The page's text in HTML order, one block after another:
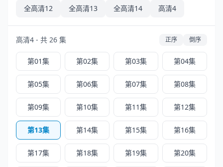
全高清12
全高清13 全高清14 高清4
高清4 - 共 26 集 正序 倒序
第01集 第02集 第03集 第04集
第05集 第06集 第07集 第08集
第09集 第10集 第11集 第12集
第13集 第14集 第15集 第16集
第17集 第18集 第19集 第20集